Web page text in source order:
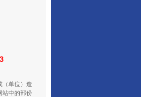
（单位）造
站中的部份